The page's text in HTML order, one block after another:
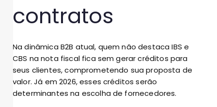
contratos
Na dinâmica B2B atual, quem não destaca IBS e
CBS na nota fiscal fica sem gerar créditos para
seus clientes, comprometendo sua proposta de
valor. Já em 2026, esses créditos serão
determinantes na escolha de fornecedores.